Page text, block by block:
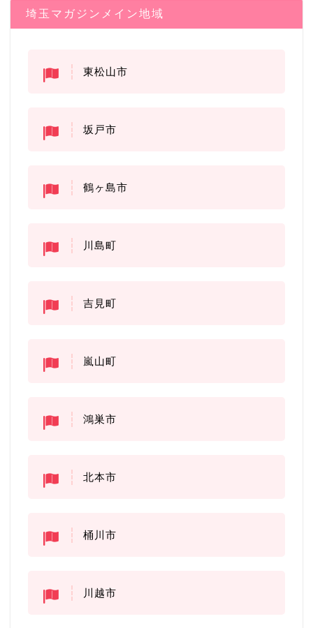
埼玉マガジンメイン地域
東松山市
坂戸市
鶴ヶ島市
川島町
吉見町
嵐山町
鴻巣市
北本市
桶川市
川越市